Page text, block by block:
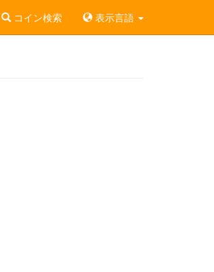
コイン検索 表示言語